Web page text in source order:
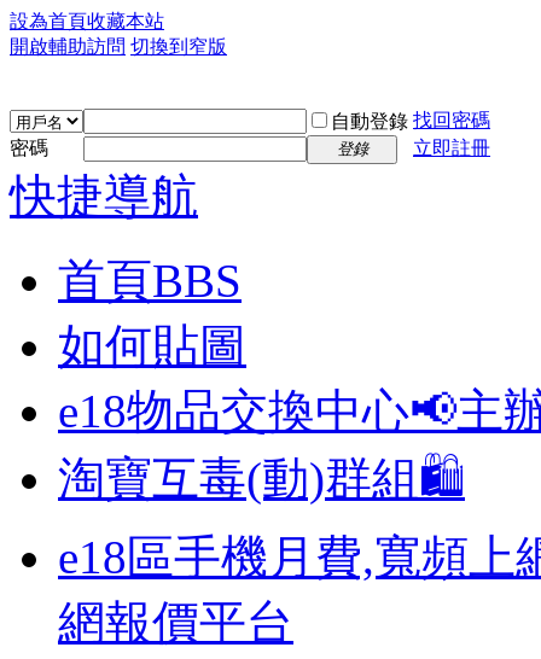
設為首頁收藏本站
開啟輔助訪問 切換到窄版
自動登錄 找回密碼
密碼
登錄 立即註冊
快捷導航
首頁BBS
如何貼圖
e18物品交換中心📢主
淘寶互毒(動)群組🛍️
e18區手機月費,寬頻上
網報價平台